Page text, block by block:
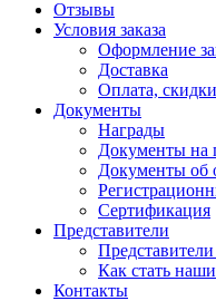
Отзывы
Условия заказа
Оформление
Доставка
Оплата, скидки
Документы
Награды
Документы на
Документы об
Сертификация
Представители
Как стать
Контакты